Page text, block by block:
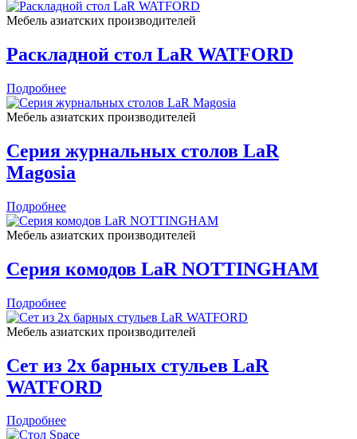
Мебель азиатских производителей
Раскладной стол LaR WATFORD
Подробнее
Мебель азиатских производителей
Серия журнальных столов LaR
Magosia
Подробнее
Мебель азиатских производителей
Серия комодов LaR NOTTINGHAM
Подробнее
Мебель азиатских производителей
Сет из 2х барных стульев LaR
WATFORD
Подробнее